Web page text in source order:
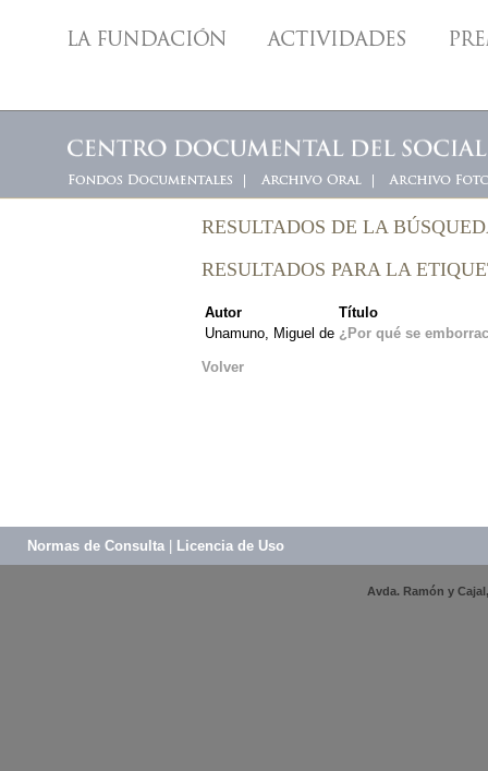
RESULTADOS DE LA
RESULTADOS PARA LA
Autor
Título
Unamuno, Miguel de ¿Por qué se
Volver
Normas de Consulta Licencia de Uso
Avda. Ramón y